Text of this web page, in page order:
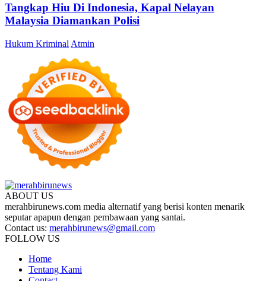
Tangkap Hiu Di Indonesia, Kapal Nelayan
Malaysia Diamankan Polisi
Hukum Kriminal Atmin
ABOUT US
merahbirunews.com media alternatif yang berisi konten menarik
seputar apapun dengan pembawaan yang santai.
Contact us: merahbirunews@gmail.com
FOLLOW US
Home
Tentang Kami